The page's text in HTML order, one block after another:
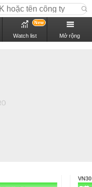
Watch list
New
Mở rộng
VN30